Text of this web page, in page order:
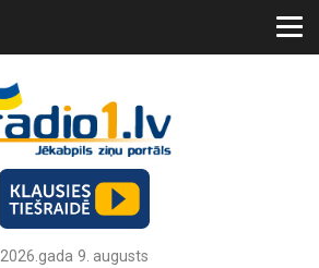
2026.gada 9. augusts